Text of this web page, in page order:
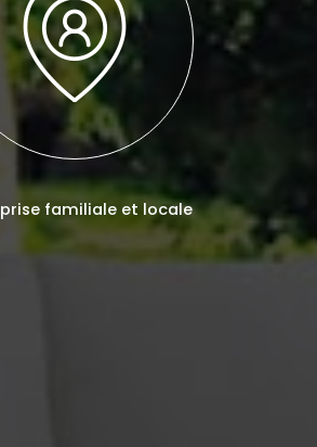
familiale et locale